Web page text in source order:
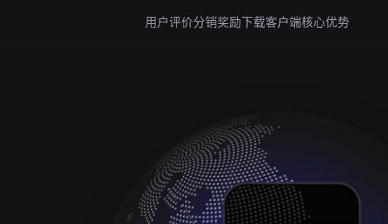
用户评价分销奖励下载客户端核心优势